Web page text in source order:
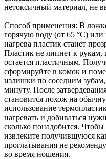
нетоксичный материал, не
Способ применения: В
горячую воду (от 65 °C)
нагрева пластик станет
Пластик не липнет к рукам,
остается пластичным.
сформируйте в комок и
излишки по соседним
минуту. После
становится похож на
использование
нагревать и добиваться
сколько понадобится.
извлеките получившуюся
проглатывания не
во время ношения.